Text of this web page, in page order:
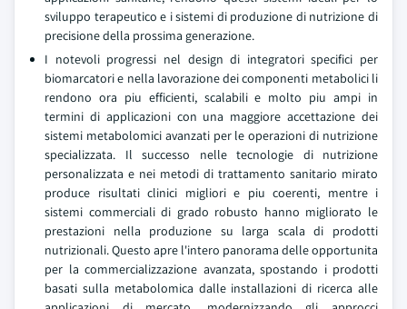
sviluppo terapeutico e i sistemi di produzione di nutrizione di
precisione della prossima generazione.
I notevoli progressi nel design di integratori specifici per
biomarcatori e nella lavorazione dei componenti metabolici li
rendono ora piu efficienti, scalabili e molto piu ampi in
termini di applicazioni con una maggiore accettazione dei
sistemi metabolomici avanzati per le operazioni di nutrizione
specializzata. Il successo nelle tecnologie di nutrizione
personalizzata e nei metodi di trattamento sanitario mirato
produce risultati clinici migliori e piu coerenti, mentre i
sistemi commerciali di grado robusto hanno migliorato le
prestazioni nella produzione su larga scala di prodotti
nutrizionali. Questo apre l'intero panorama delle opportunita
per la commercializzazione avanzata, spostando i prodotti
basati sulla metabolomica dalle installazioni di ricerca alle